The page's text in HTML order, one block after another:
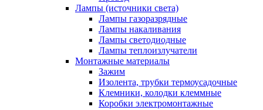
Лампы (источники света)
Лампы газоразрядные
Лампы накаливания
Лампы светодиодные
Лампы теплоизлучатели
Монтажные материалы
Зажим
Изолента, трубки термоусадочные
Клемники, колодки клеммные
Коробки электромонтажные